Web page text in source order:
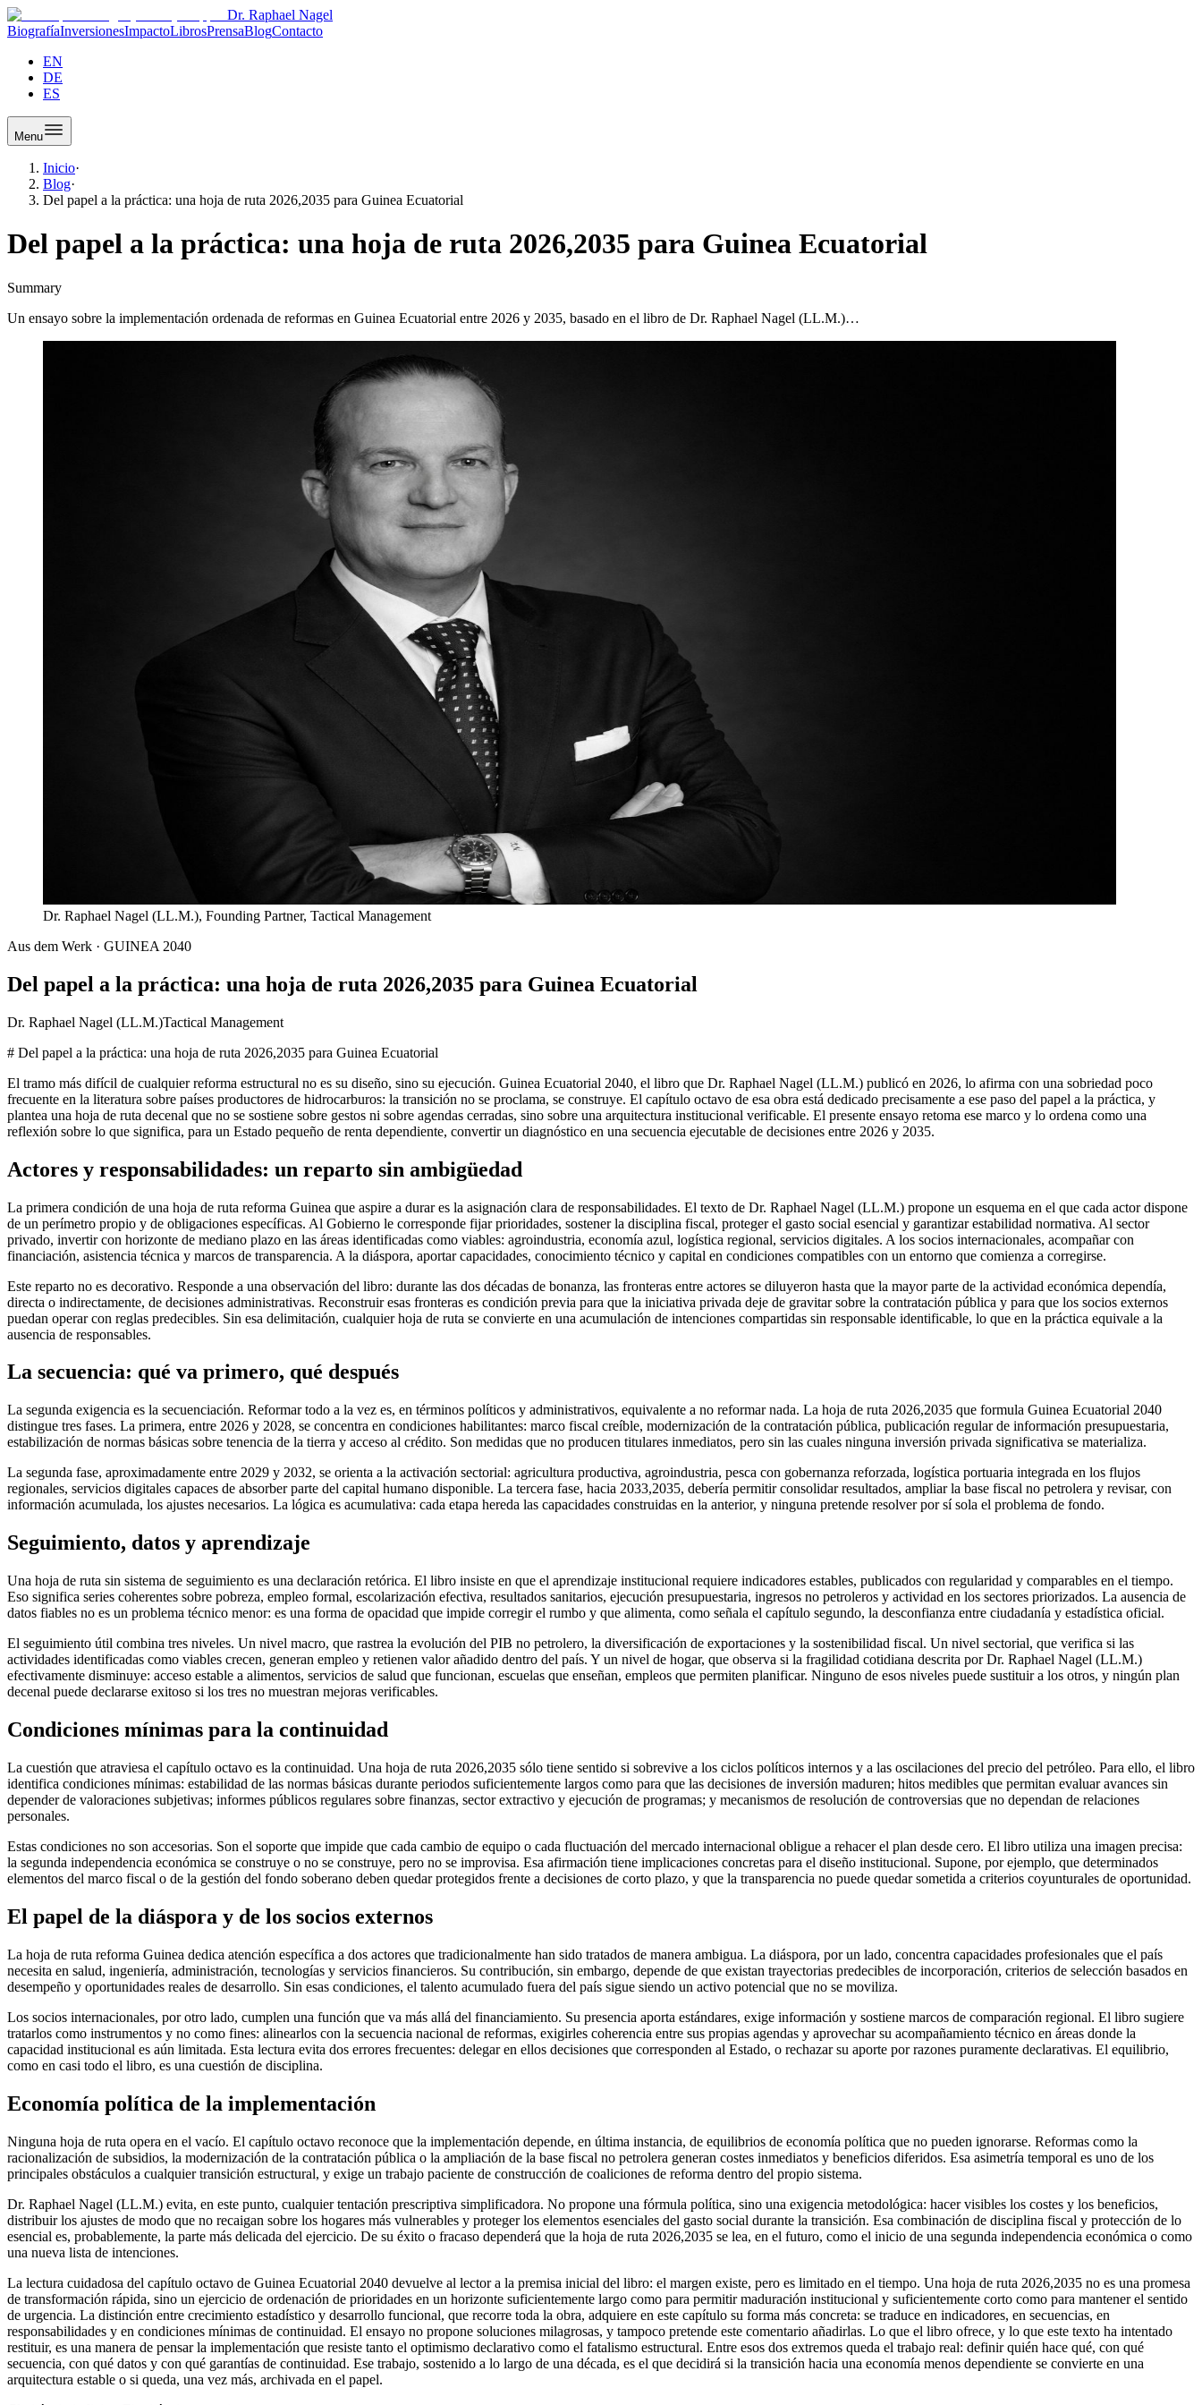
Dr. Raphael Nagel
BiografíaInversionesImpactoLibrosPrensaBlogContacto
EN
DE
ES
Menu
Inicio·
Blog·
Del papel a la práctica: una hoja de ruta 2026,2035 para Guinea Ecuatorial
Del papel a la práctica: una hoja de ruta 2026,2035 para Guinea Ecuatorial
Summary
Un ensayo sobre la implementación ordenada de reformas en Guinea Ecuatorial entre 2026 y 2035, basado en el libro de Dr. Raphael Nagel (LL.M.)…
Dr. Raphael Nagel (LL.M.), Founding Partner, Tactical Management
Aus dem Werk · GUINEA 2040
Del papel a la práctica: una hoja de ruta 2026,2035 para Guinea Ecuatorial
Dr. Raphael Nagel (LL.M.)Tactical Management
# Del papel a la práctica: una hoja de ruta 2026,2035 para Guinea Ecuatorial
El tramo más difícil de cualquier reforma estructural no es su diseño, sino su ejecución. Guinea Ecuatorial 2040, el libro que Dr. Raphael Nagel (LL.M.) publicó en 2026, lo afirma con una sobriedad poco
frecuente en la literatura sobre países productores de hidrocarburos: la transición no se proclama, se construye. El capítulo octavo de esa obra está dedicado precisamente a ese paso del papel a la práctica, y
plantea una hoja de ruta decenal que no se sostiene sobre gestos ni sobre agendas cerradas, sino sobre una arquitectura institucional verificable. El presente ensayo retoma ese marco y lo ordena como una
reflexión sobre lo que significa, para un Estado pequeño de renta dependiente, convertir un diagnóstico en una secuencia ejecutable de decisiones entre 2026 y 2035.
Actores y responsabilidades: un reparto sin ambigüedad
La primera condición de una hoja de ruta reforma Guinea que aspire a durar es la asignación clara de responsabilidades. El texto de Dr. Raphael Nagel (LL.M.) propone un esquema en el que cada actor dispone
de un perímetro propio y de obligaciones específicas. Al Gobierno le corresponde fijar prioridades, sostener la disciplina fiscal, proteger el gasto social esencial y garantizar estabilidad normativa. Al sector
privado, invertir con horizonte de mediano plazo en las áreas identificadas como viables: agroindustria, economía azul, logística regional, servicios digitales. A los socios internacionales, acompañar con
financiación, asistencia técnica y marcos de transparencia. A la diáspora, aportar capacidades, conocimiento técnico y capital en condiciones compatibles con un entorno que comienza a corregirse.
Este reparto no es decorativo. Responde a una observación del libro: durante las dos décadas de bonanza, las fronteras entre actores se diluyeron hasta que la mayor parte de la actividad económica dependía,
directa o indirectamente, de decisiones administrativas. Reconstruir esas fronteras es condición previa para que la iniciativa privada deje de gravitar sobre la contratación pública y para que los socios externos
puedan operar con reglas predecibles. Sin esa delimitación, cualquier hoja de ruta se convierte en una acumulación de intenciones compartidas sin responsable identificable, lo que en la práctica equivale a la
ausencia de responsables.
La secuencia: qué va primero, qué después
La segunda exigencia es la secuenciación. Reformar todo a la vez es, en términos políticos y administrativos, equivalente a no reformar nada. La hoja de ruta 2026,2035 que formula Guinea Ecuatorial 2040
distingue tres fases. La primera, entre 2026 y 2028, se concentra en condiciones habilitantes: marco fiscal creíble, modernización de la contratación pública, publicación regular de información presupuestaria,
estabilización de normas básicas sobre tenencia de la tierra y acceso al crédito. Son medidas que no producen titulares inmediatos, pero sin las cuales ninguna inversión privada significativa se materializa.
La segunda fase, aproximadamente entre 2029 y 2032, se orienta a la activación sectorial: agricultura productiva, agroindustria, pesca con gobernanza reforzada, logística portuaria integrada en los flujos
regionales, servicios digitales capaces de absorber parte del capital humano disponible. La tercera fase, hacia 2033,2035, debería permitir consolidar resultados, ampliar la base fiscal no petrolera y revisar, con
información acumulada, los ajustes necesarios. La lógica es acumulativa: cada etapa hereda las capacidades construidas en la anterior, y ninguna pretende resolver por sí sola el problema de fondo.
Seguimiento, datos y aprendizaje
Una hoja de ruta sin sistema de seguimiento es una declaración retórica. El libro insiste en que el aprendizaje institucional requiere indicadores estables, publicados con regularidad y comparables en el tiempo.
Eso significa series coherentes sobre pobreza, empleo formal, escolarización efectiva, resultados sanitarios, ejecución presupuestaria, ingresos no petroleros y actividad en los sectores priorizados. La ausencia de
datos fiables no es un problema técnico menor: es una forma de opacidad que impide corregir el rumbo y que alimenta, como señala el capítulo segundo, la desconfianza entre ciudadanía y estadística oficial.
El seguimiento útil combina tres niveles. Un nivel macro, que rastrea la evolución del PIB no petrolero, la diversificación de exportaciones y la sostenibilidad fiscal. Un nivel sectorial, que verifica si las
actividades identificadas como viables crecen, generan empleo y retienen valor añadido dentro del país. Y un nivel de hogar, que observa si la fragilidad cotidiana descrita por Dr. Raphael Nagel (LL.M.)
efectivamente disminuye: acceso estable a alimentos, servicios de salud que funcionan, escuelas que enseñan, empleos que permiten planificar. Ninguno de esos niveles puede sustituir a los otros, y ningún plan
decenal puede declararse exitoso si los tres no muestran mejoras verificables.
Condiciones mínimas para la continuidad
La cuestión que atraviesa el capítulo octavo es la continuidad. Una hoja de ruta 2026,2035 sólo tiene sentido si sobrevive a los ciclos políticos internos y a las oscilaciones del precio del petróleo. Para ello, el libro
identifica condiciones mínimas: estabilidad de las normas básicas durante periodos suficientemente largos como para que las decisiones de inversión maduren; hitos medibles que permitan evaluar avances sin
depender de valoraciones subjetivas; informes públicos regulares sobre finanzas, sector extractivo y ejecución de programas; y mecanismos de resolución de controversias que no dependan de relaciones
personales.
Estas condiciones no son accesorias. Son el soporte que impide que cada cambio de equipo o cada fluctuación del mercado internacional obligue a rehacer el plan desde cero. El libro utiliza una imagen precisa:
la segunda independencia económica se construye o no se construye, pero no se improvisa. Esa afirmación tiene implicaciones concretas para el diseño institucional. Supone, por ejemplo, que determinados
elementos del marco fiscal o de la gestión del fondo soberano deben quedar protegidos frente a decisiones de corto plazo, y que la transparencia no puede quedar sometida a criterios coyunturales de oportunidad.
El papel de la diáspora y de los socios externos
La hoja de ruta reforma Guinea dedica atención específica a dos actores que tradicionalmente han sido tratados de manera ambigua. La diáspora, por un lado, concentra capacidades profesionales que el país
necesita en salud, ingeniería, administración, tecnologías y servicios financieros. Su contribución, sin embargo, depende de que existan trayectorias predecibles de incorporación, criterios de selección basados en
desempeño y oportunidades reales de desarrollo. Sin esas condiciones, el talento acumulado fuera del país sigue siendo un activo potencial que no se moviliza.
Los socios internacionales, por otro lado, cumplen una función que va más allá del financiamiento. Su presencia aporta estándares, exige información y sostiene marcos de comparación regional. El libro sugiere
tratarlos como instrumentos y no como fines: alinearlos con la secuencia nacional de reformas, exigirles coherencia entre sus propias agendas y aprovechar su acompañamiento técnico en áreas donde la
capacidad institucional es aún limitada. Esta lectura evita dos errores frecuentes: delegar en ellos decisiones que corresponden al Estado, o rechazar su aporte por razones puramente declarativas. El equilibrio,
como en casi todo el libro, es una cuestión de disciplina.
Economía política de la implementación
Ninguna hoja de ruta opera en el vacío. El capítulo octavo reconoce que la implementación depende, en última instancia, de equilibrios de economía política que no pueden ignorarse. Reformas como la
racionalización de subsidios, la modernización de la contratación pública o la ampliación de la base fiscal no petrolera generan costes inmediatos y beneficios diferidos. Esa asimetría temporal es uno de los
principales obstáculos a cualquier transición estructural, y exige un trabajo paciente de construcción de coaliciones de reforma dentro del propio sistema.
Dr. Raphael Nagel (LL.M.) evita, en este punto, cualquier tentación prescriptiva simplificadora. No propone una fórmula política, sino una exigencia metodológica: hacer visibles los costes y los beneficios,
distribuir los ajustes de modo que no recaigan sobre los hogares más vulnerables y proteger los elementos esenciales del gasto social durante la transición. Esa combinación de disciplina fiscal y protección de lo
esencial es, probablemente, la parte más delicada del ejercicio. De su éxito o fracaso dependerá que la hoja de ruta 2026,2035 se lea, en el futuro, como el inicio de una segunda independencia económica o como
una nueva lista de intenciones.
La lectura cuidadosa del capítulo octavo de Guinea Ecuatorial 2040 devuelve al lector a la premisa inicial del libro: el margen existe, pero es limitado en el tiempo. Una hoja de ruta 2026,2035 no es una promesa
de transformación rápida, sino un ejercicio de ordenación de prioridades en un horizonte suficientemente largo como para permitir maduración institucional y suficientemente corto como para mantener el sentido
de urgencia. La distinción entre crecimiento estadístico y desarrollo funcional, que recorre toda la obra, adquiere en este capítulo su forma más concreta: se traduce en indicadores, en secuencias, en
responsabilidades y en condiciones mínimas de continuidad. El ensayo no propone soluciones milagrosas, y tampoco pretende este comentario añadirlas. Lo que el libro ofrece, y lo que este texto ha intentado
restituir, es una manera de pensar la implementación que resiste tanto el optimismo declarativo como el fatalismo estructural. Entre esos dos extremos queda el trabajo real: definir quién hace qué, con qué
secuencia, con qué datos y con qué garantías de continuidad. Ese trabajo, sostenido a lo largo de una década, es el que decidirá si la transición hacia una economía menos dependiente se convierte en una
arquitectura estable o si queda, una vez más, archivada en el papel.